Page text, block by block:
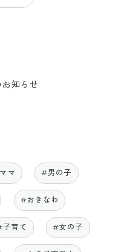
知らせ
マ #男の子
#おきなわ
育て #女の子